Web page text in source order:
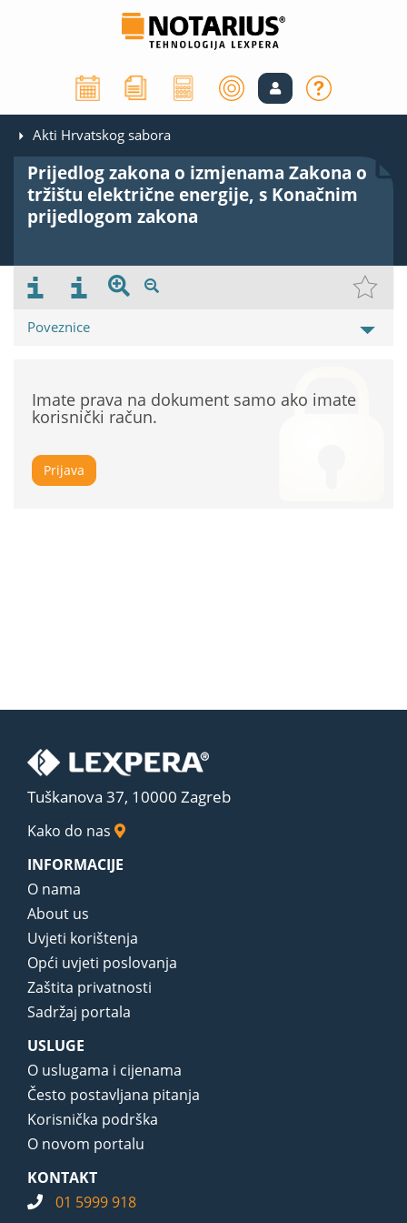
Akti Hrvatskog sabora
Prijedlog zakona o izmjenama Zakona o
tržištu električne energije, s Konačnim
prijedlogom zakona
Poveznice
Imate prava na dokument samo ako imate
korisnički račun.
Prijava
Tuškanova 37, 10000 Zagreb
Kako do nas
INFORMACIJE
O nama
About us
Uvjeti korištenja
Opći uvjeti poslovanja
Zaštita privatnosti
Sadržaj portala
USLUGE
O uslugama i cijenama
Često postavljana pitanja
Korisnička podrška
O novom portalu
KONTAKT
01 5999 918